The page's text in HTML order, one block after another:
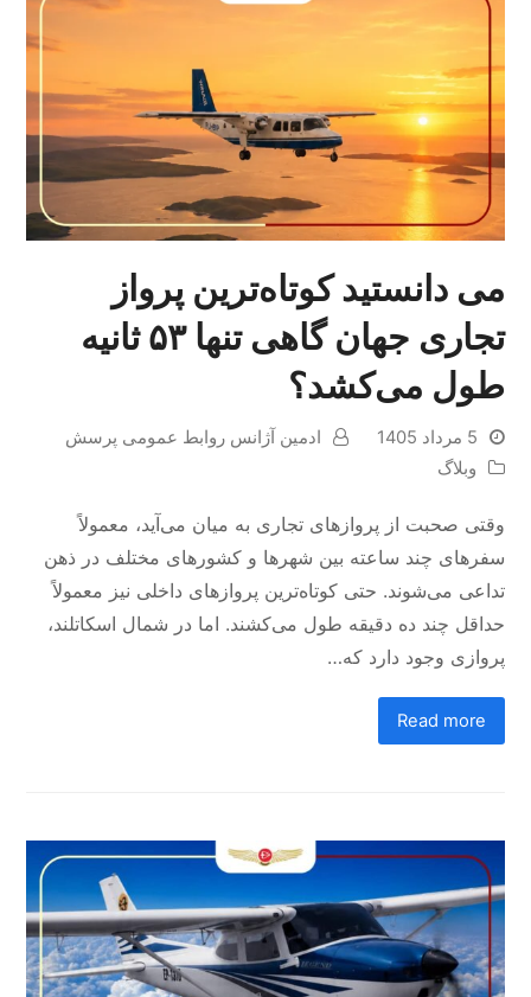
می دانستید کوتاه‌ترین پرواز
تجاری جهان گاهی تنها ۵۳ ثانیه
طول می‌کشد؟
5 مرداد 1405
ادمین آژانس روابط عمومی پرسش
وبلاگ
وقتی صحبت از پروازهای تجاری به میان می‌آید، معمولاً
سفرهای چند ساعته بین شهرها و کشورهای مختلف در ذهن
تداعی می‌شوند. حتی کوتاه‌ترین پروازهای داخلی نیز معمولاً
حداقل چند ده دقیقه طول می‌کشند. اما در شمال اسکاتلند،
پروازی وجود دارد که…
Read more